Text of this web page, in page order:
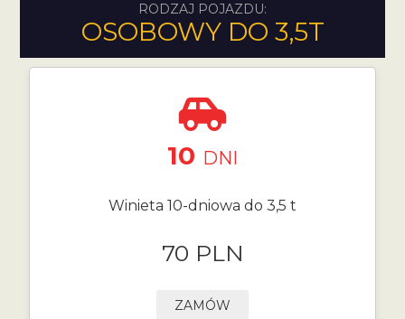
RODZAJ POJAZDU:
OSOBOWY DO 3,5T
10 DNI
Winieta 10-dniowa do 3,5 t
70 PLN
ZAMÓW